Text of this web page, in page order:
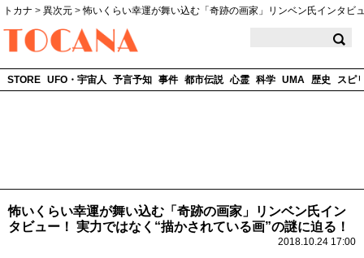
トカナ > 異次元 >怖いくらい幸運が舞い込む「奇跡の画家」リンベン氏インタビ
STORE UFO・宇宙人 予言予知 事件 都市伝説 心霊 科学 UMA 歴史 スピ
怖いくらい幸運が舞い込む「奇跡の画家」リンベン氏イン
タビュー！ 実力ではなく“描かされている画”の謎に迫る！
2018.10.24 17:00